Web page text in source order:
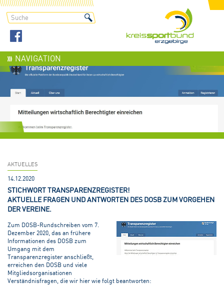
NAVIGATION
AKTUELLES
14.12.2020
STICHWORT TRANSPARENZREGISTER!
AKTUELLE FRAGEN UND ANTWORTEN DES DOSB ZUM VORGEHEN
DER VEREINE.
Zum DOSB-Rundschreiben vom 7.
Dezember 2020, das an frühere
Informationen des DOSB zum
Umgang mit dem
Transparenzregister anschließt,
erreichen den DOSB und viele
Mitgliedsorganisationen
Verständnisfragen, die wir hier wie folgt beantworten: